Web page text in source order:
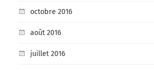
octobre 2016
août 2016
juillet 2016